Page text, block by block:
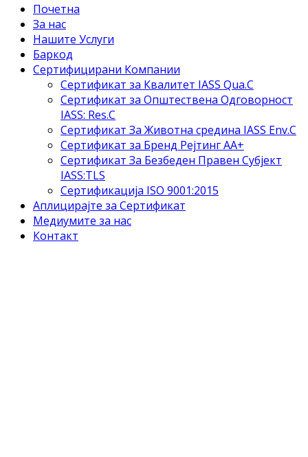
Почетна
За нас
Нашите Услуги
Баркод
Сертифицирани Компании
Сертификат за Квалитет IASS Qua.C
Сертификат за Општествена Одговорност
IASS: Res.C
Сертификат За Животна средина IASS Env.C
Сертификат за Бренд Рејтинг АА+
Сертификат За Безбеден Правен Субјект
IASS:TLS
Сертификација ISO 9001:2015
Аплицирајте за Сертификат
Медиумите за нас
Контакт